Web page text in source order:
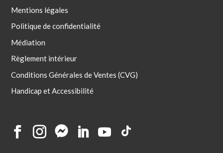
Mentions légales
Politique de confidentialité
Médiation
Règlement intérieur
Conditions Générales de Ventes (CVG)
Handicap et Accessibilité